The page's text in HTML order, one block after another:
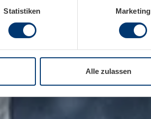
Statistiken Marketing
Alle zulassen